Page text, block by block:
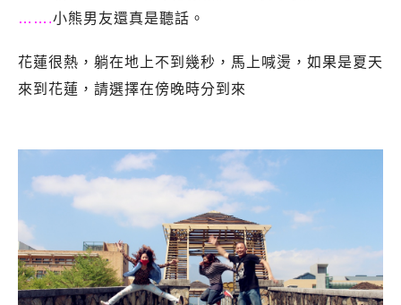
…….小熊男友還真是聽話。
花蓮很熱，躺在地上不到幾秒，馬上喊燙，如果是夏天
來到花蓮，請選擇在傍晚時分到來